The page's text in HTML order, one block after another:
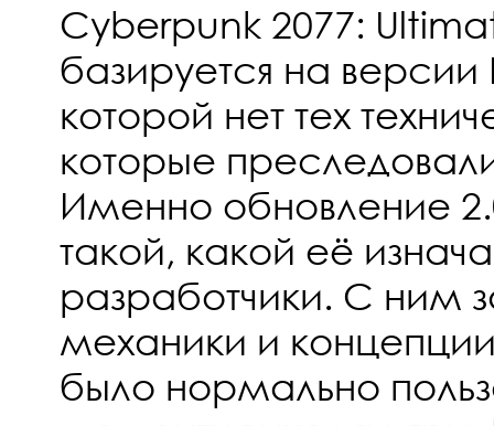
Cyberpunk 2077:
базируется на версии
которой нет тех
которые
Именно обновление
такой, какой её
разработчики. С ним
механики и
было нормально